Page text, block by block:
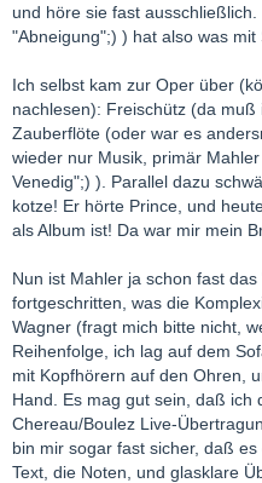
und höre sie fast
"Abneigung";) ) hat also was mit
Ich selbst kam zur Oper über
nachlesen): Freischütz (da muß
Zauberflöte (oder war es
wieder nur Musik, primär
Venedig";) ). Parallel dazu
kotze! Er hörte Prince, und
als Album ist! Da war mir mein
Nun ist Mahler ja schon fast
fortgeschritten, was die
Wagner (fragt mich bitte nicht,
Reihenfolge, ich lag auf dem
mit Kopfhörern auf den Ohren,
Hand. Es mag gut sein, daß ich
Chereau/Boulez Live-
bin mir sogar fast sicher, daß
Text, die Noten, und glasklare